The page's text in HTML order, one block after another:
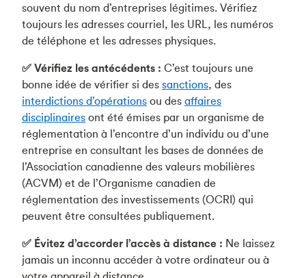
souvent du nom d’entreprises légitimes. Vérifiez
toujours les adresses courriel, les URL, les numéros
de téléphone et les adresses physiques.
✅ Vérifiez les antécédents : C’est toujours une
bonne idée de vérifier si des sanctions, des
interdictions d’opérations ou des affaires
disciplinaires ont été émises par un organisme de
réglementation à l’encontre d’un individu ou d’une
entreprise en consultant les bases de données de
l’Association canadienne des valeurs mobilières
(ACVM) et de l’Organisme canadien de
réglementation des investissements (OCRI) qui
peuvent être consultées publiquement.
✅ Évitez d’accorder l’accès à distance : Ne laissez
jamais un inconnu accéder à votre ordinateur ou à